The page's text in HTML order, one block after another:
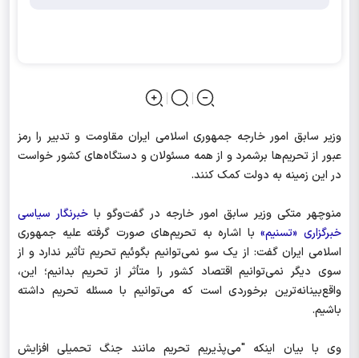
وزیر سابق امور خارجه جمهوری اسلامی ایران مقاومت و تدبیر را رمز
عبور از تحریم‌ها برشمرد و از همه مسئولان و دستگاه‌های کشور خواست
در این زمینه به دولت کمک کنند.
منوچهر متکی وزیر سابق امور خارجه در گفت‌وگو با خبرنگار سیاسی
خبرگزاری «تسنیم»با اشاره به تحریم‌های صورت گرفته علیه جمهوری
اسلامی ایران گفت: از یک سو نمی‌توانیم بگوئیم تحریم تأثیر ندارد و از
سوی دیگر نمی‌توانیم اقتصاد کشور را متأثر از تحریم بدانیم؛ این،
واقع‌بینانه‌ترین برخوردی است که می‌توانیم با مسئله تحریم داشته
باشیم.
وی با بیان اینکه "می‌پذیریم تحریم مانند جنگ تحمیلی افزایش